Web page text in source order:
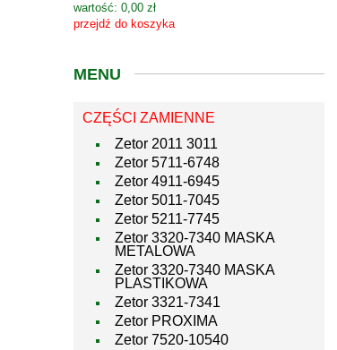
wartość: 0,00 zł
przejdź do koszyka
MENU
CZĘŚCI ZAMIENNE
Zetor 2011 3011
Zetor 5711-6748
Zetor 4911-6945
Zetor 5011-7045
Zetor 5211-7745
Zetor 3320-7340 MASKA
METALOWA
Zetor 3320-7340 MASKA
PLASTIKOWA
Zetor 3321-7341
Zetor PROXIMA
Zetor 7520-10540